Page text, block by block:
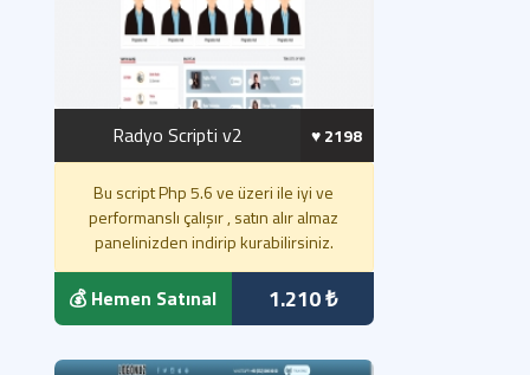
Radyo Scripti v2 ♥️ 2198
Bu script Php 5.6 ve üzeri ile iyi ve
performanslı çalışır , satın alır almaz
panelinizden indirip kurabilirsiniz.
💰 Hemen Satınal 1.210 ₺